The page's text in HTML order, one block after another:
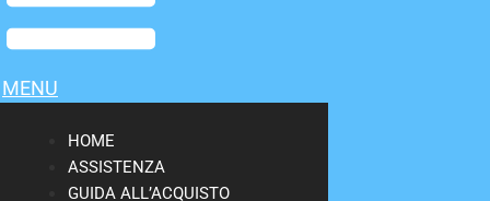
MENU
HOME
ASSISTENZA
GUIDA ALL’ACQUISTO